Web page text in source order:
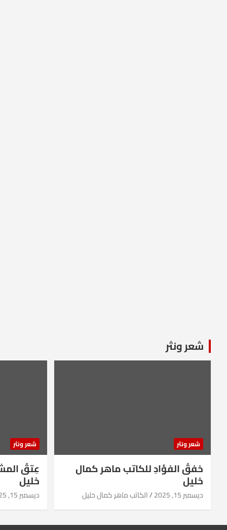
شعر ونثر
شعر ونثر
خفقُ الفؤادِ للكاتب ماهر كمال
خليل
ديسمبر 15, 2025 الكاتب ماهر كمال خليل
شعر ونثر
عِتقُ
خليل
ديسمبر 15, 2025